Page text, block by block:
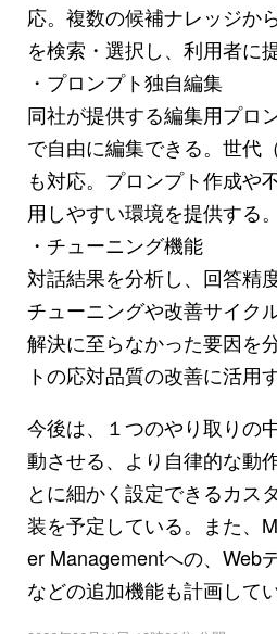
応。複数の候補ナレッジか
を検索・選択し、利用者に
・プロンプト独自編集
同社が提供する編集用プロ
で自由に編集できる。世代
も対応。プロンプト作成や
用しやすい環境を提供する。
・チューニング機能
対話結果を分析し、回答精
チューニングや改善サイク
解決に至らなかった要因を
トの応対品質の改善に活用す
今後は、１つのやり取りの
動させる、より自律的な動
とに細かく設定できるカス
装を予定している。また、
er Managementへの、Web
などの追加機能も計画してい